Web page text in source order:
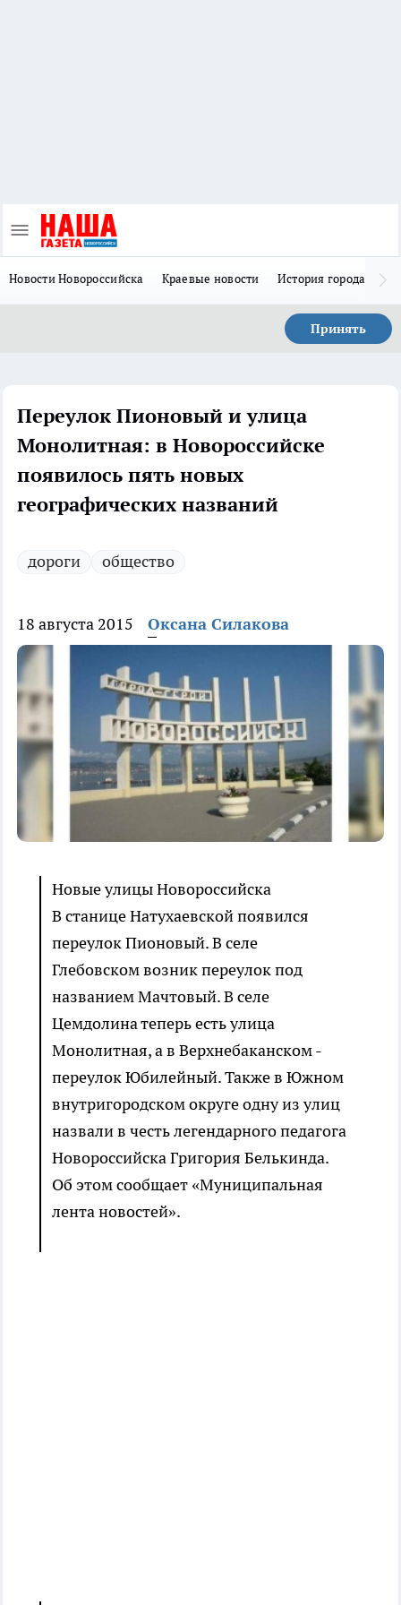
Новости Новороссийска Краевые новости История города Н
Принять
Переулок Пионовый и улица
Монолитная: в Новороссийске
появилось пять новых
географических названий
дороги общество
18 августа 2015 Оксана Силакова
Новые улицы Новороссийска
В станице Натухаевской появился
переулок Пионовый. В селе
Глебовском возник переулок под
названием Мачтовый. В селе
Цемдолина теперь есть улица
Монолитная, а в Верхнебаканском -
переулок Юбилейный. Также в Южном
внутригородском округе одну из улиц
назвали в честь легендарного педагога
Новороссийска Григория Белькинда.
Об этом сообщает «Муниципальная
лента новостей».